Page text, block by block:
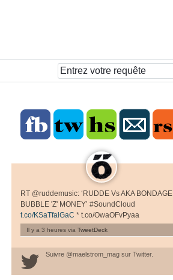
RT @ruddemusic: ‘RUDDE Vs AKA BONDAGE.
BUBBLE 'Z' MONEY’ #SoundCloud
t.co/KSaTfalGaC * t.co/OwaOFvPyaa
Il y a 3 heures via TweetDeck
Suivre @maelstrom_mag sur Twitter.